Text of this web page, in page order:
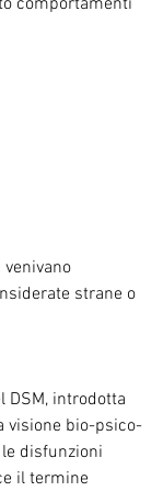
strane o
DSM, introdotta
visione bio-psico-
disfunzioni
il termine